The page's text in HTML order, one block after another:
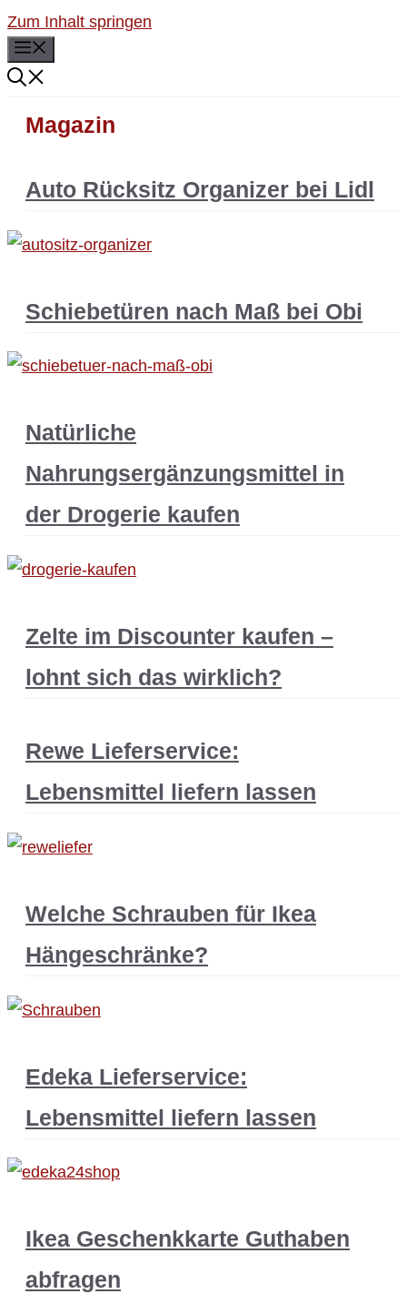
Zum Inhalt springen
Magazin
Auto Rücksitz Organizer bei Lidl
Schiebetüren nach Maß bei Obi
Natürliche
Nahrungsergänzungsmittel in
der Drogerie kaufen
Zelte im Discounter kaufen –
lohnt sich das wirklich?
Rewe Lieferservice:
Lebensmittel liefern lassen
Welche Schrauben für Ikea
Hängeschränke?
Edeka Lieferservice:
Lebensmittel liefern lassen
Ikea Geschenkkarte Guthaben
abfragen